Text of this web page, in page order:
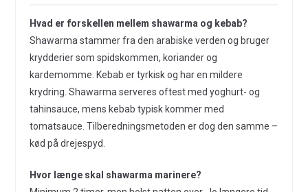
Hvad er forskellen mellem shawarma og kebab?
Shawarma stammer fra den arabiske verden og bruger
krydderier som spidskommen, koriander og
kardemomme. Kebab er tyrkisk og har en mildere
krydring. Shawarma serveres oftest med yoghurt- og
tahinsauce, mens kebab typisk kommer med
tomatsauce. Tilberedningsmetoden er dog den samme –
kød på drejespyd.
Hvor længe skal shawarma marinere?